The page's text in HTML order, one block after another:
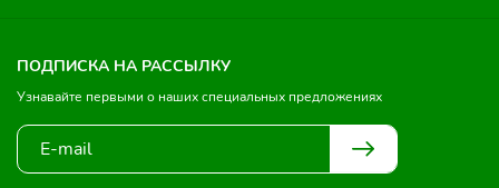
ПОДПИСКА НА РАССЫЛКУ
Узнавайте первыми о наших специальных предложениях